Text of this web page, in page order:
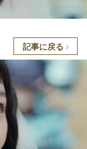
記事に戻る